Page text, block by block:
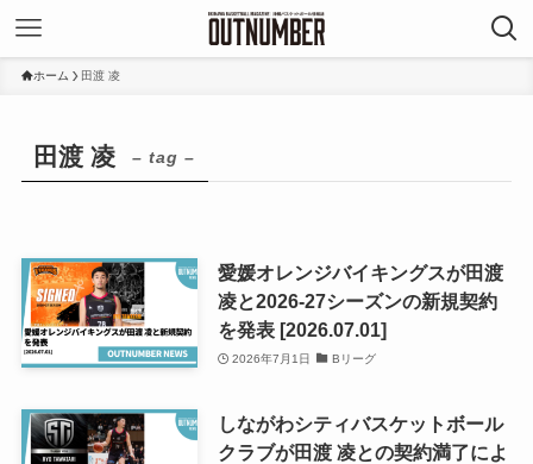
ホーム 田渡 凌
田渡 凌 – tag –
愛媛オレンジバイキングスが田渡
凌と2026-27シーズンの新規契約
を発表 [2026.07.01]
2026年7月1日 Bリーグ
しながわシティバスケットボール
クラブが田渡 凌との契約満了によ